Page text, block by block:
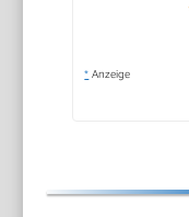
* Anzeige